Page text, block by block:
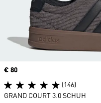
Price
€ 80
(146)
GRAND COURT 3.0 SCHUH